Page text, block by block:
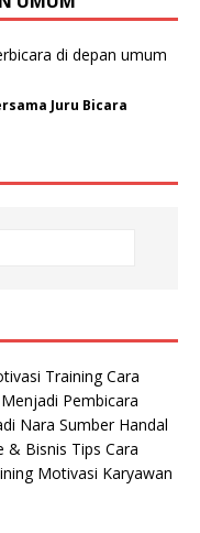
Juru Bicara
Training Cara
Pembicara
Nara Sumber Handal
Bisnis Tips Cara
Motivasi Karyawan